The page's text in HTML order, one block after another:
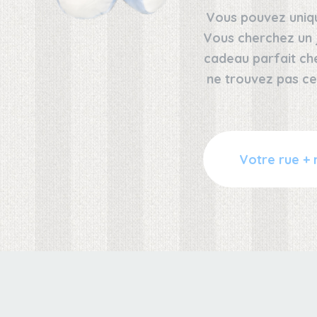
Vous pouvez
Vous cherchez
cadeau parfait
ne trouvez pas